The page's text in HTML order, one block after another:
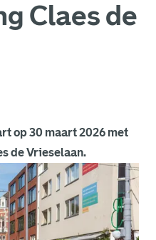
Claes de
op 30 maart 2026 met
de Vrieselaan.